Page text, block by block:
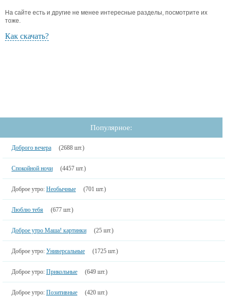
На сайте есть и другие не менее интересные разделы, посмотрите их
тоже.
Как скачать?
Популярное:
Доброго вечера (2688 шт.)
Спокойной ночи (4457 шт.)
Доброе утро: Необычные (701 шт.)
Люблю тебя (677 шт.)
Доброе утро Маша! картинки (25 шт.)
Доброе утро: Универсальные (1725 шт.)
Доброе утро: Прикольные (649 шт.)
Доброе утро: Позитивные (420 шт.)